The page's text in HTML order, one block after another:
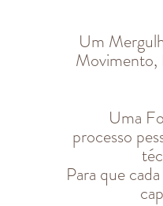
Um
Movimento,
Uma
processo
Para que